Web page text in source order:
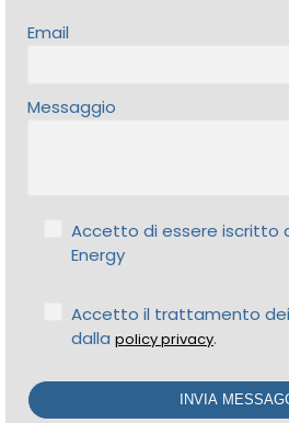
Email
Messaggio
Accetto di essere iscritto
Energy
Accetto il trattamento
dalla policy privacy.